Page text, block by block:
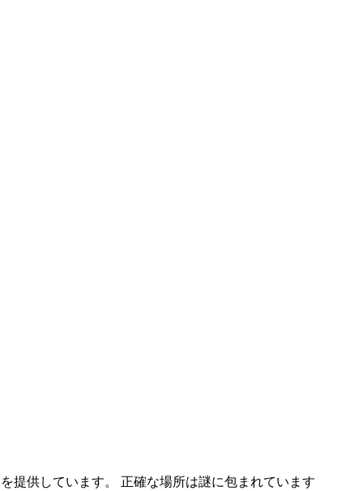
提供しています。 正確な場所は謎に包まれています